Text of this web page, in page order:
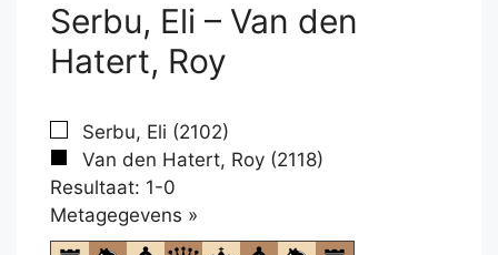
Serbu, Eli – Van den
Hatert, Roy
Serbu, Eli (2102)
Van den Hatert, Roy (2118)
Resultaat: 1-0
Metagegevens »
om